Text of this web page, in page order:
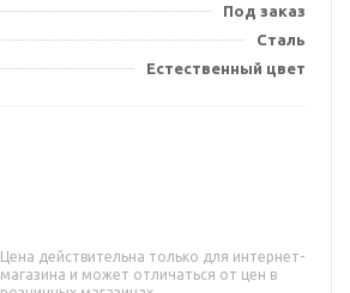
Под заказ
Сталь
Естественный цвет
Цена действительна только для интернет-
магазина и может отличаться от цен в